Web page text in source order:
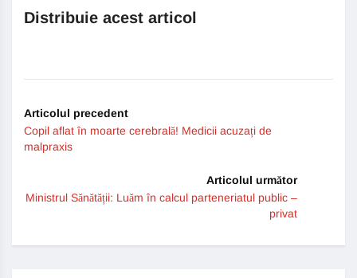
Distribuie acest articol
Articolul precedent
Copil aflat în moarte cerebrală! Medicii acuzați de
malpraxis
Articolul următor
Ministrul Sănătății: Luăm în calcul parteneriatul public –
privat